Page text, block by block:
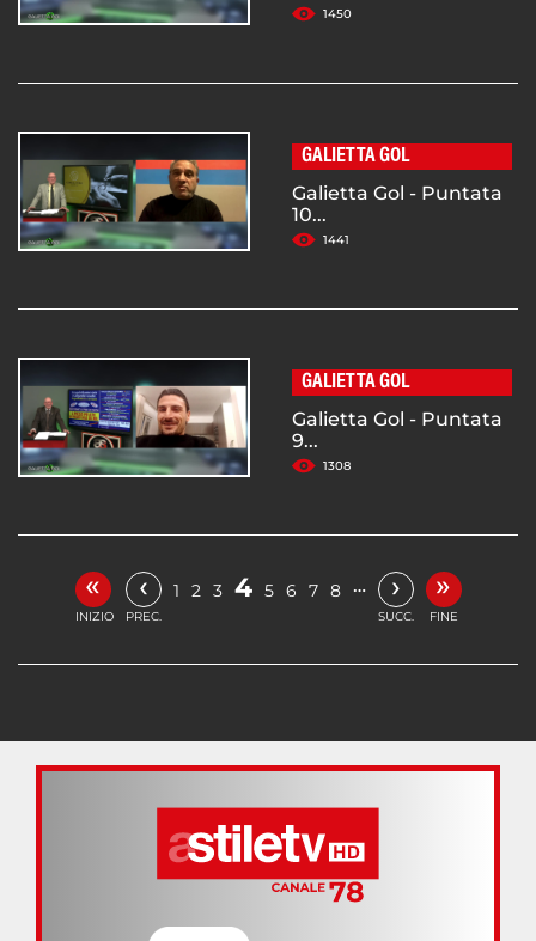
1450
GALIETTA GOL
Galietta Gol - Puntata
10...
1441
GALIETTA GOL
Galietta Gol - Puntata
9...
1308
«
INIZIO
‹
PREC.
1 2 3 4 5 6 7 8 … ›
SUCC.
»
FINE